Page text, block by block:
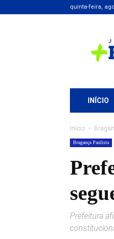
quinta-feira,
+
INÍCIO
Início
Bragança Paulista
Prefeitura